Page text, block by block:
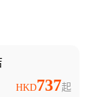
HKD737起